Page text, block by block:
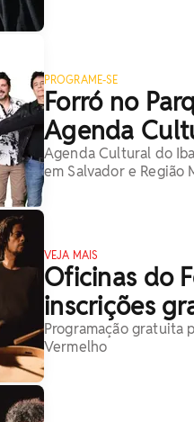
PROGRAME-SE
Forró no
Agenda
Agenda Cultural do
em Salvador e Região
VEJA MAIS
Oficinas do
inscrições
Programação gratuita
Vermelho